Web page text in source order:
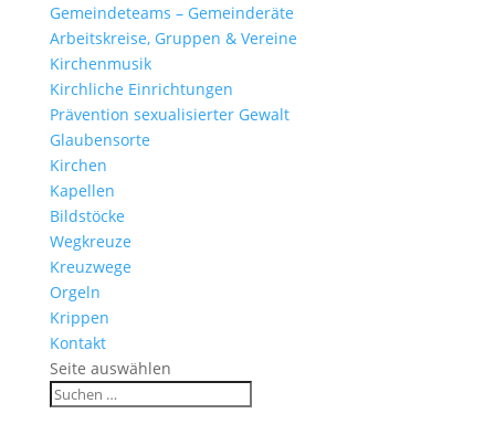
Gemein­de­teams – Gemeinderäte
Arbeits­kreise, Gruppen & Vereine
Kirchen­musik
Kirch­liche Einrichtungen
Präven­tion sexua­li­sierter Gewalt
Glau­ben­s­orte
Kirchen
Kapellen
Bild­stöcke
Wegkreuze
Kreuz­wege
Orgeln
Krippen
Kontakt
Seite auswählen